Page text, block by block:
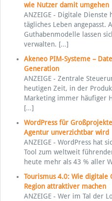
wie Nutzer damit umgehen
ANZEIGE - Digitale Dienste
tägliches Leben angepasst.
Guthabenmodelle lassen
verwalten. […]
Akeneo PIM-Systeme –
Generation
ANZEIGE - Zentrale
heutigen Zeit, in der
Marketing immer häufiger
[…]
WordPress für
Agentur unverzichtbar wird
ANZEIGE - WordPress hat
Tool zum weltweit
heute mehr als 43 % aller
Tourismus 4.0: Wie digitale
Region attraktiver machen
ANZEIGE - Wer im Tal der